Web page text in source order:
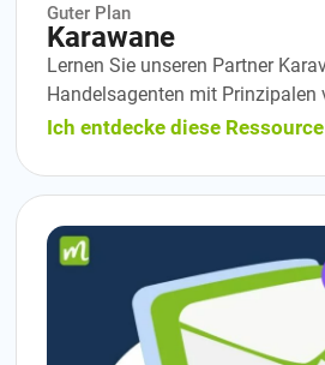
Guter Plan
Karawane
Lernen Sie unseren Partner
Handelsagenten mit Prinzipalen
Ich entdecke diese Ressource